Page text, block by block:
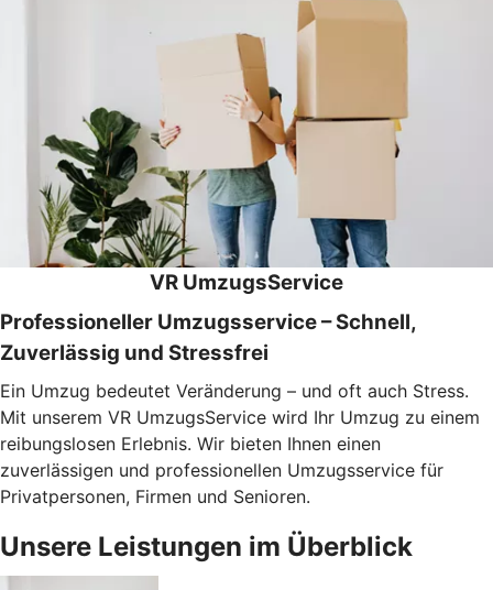
VR UmzugsService
Professioneller Umzugsservice – Schnell,
Zuverlässig und Stressfrei
Ein Umzug bedeutet Veränderung – und oft auch Stress.
Mit unserem VR UmzugsService wird Ihr Umzug zu einem
reibungslosen Erlebnis. Wir bieten Ihnen einen
zuverlässigen und professionellen Umzugsservice für
Privatpersonen, Firmen und Senioren.
Unsere Leistungen im Überblick